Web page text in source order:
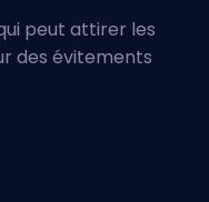
peut attirer les
des évitements